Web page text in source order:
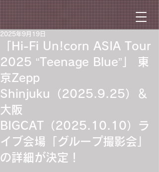
「Hi-Fi Un!corn ASIA Tour
2025 “Teenage Blue”」 東
京Zepp
Shinjuku（2025.9.25）＆
大阪
BIGCAT（2025.10.10）ラ
イブ会場「グループ撮影会」
の詳細が決定！
2025年9月19日